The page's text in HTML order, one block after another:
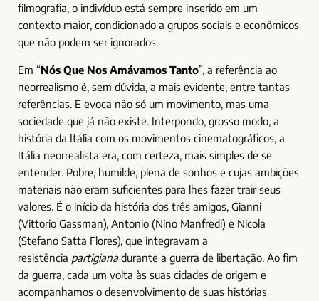
filmografia, o indivíduo está sempre inserido em um
contexto maior, condicionado a grupos sociais e econômicos
que não podem ser ignorados.
Em “Nós Que Nos Amávamos Tanto”, a referência ao
neorrealismo é, sem dúvida, a mais evidente, entre tantas
referências. E evoca não só um movimento, mas uma
sociedade que já não existe. Interpondo, grosso modo, a
história da Itália com os movimentos cinematográficos, a
Itália neorrealista era, com certeza, mais simples de se
entender. Pobre, humilde, plena de sonhos e cujas ambições
materiais não eram suficientes para lhes fazer trair seus
valores. É o início da história dos três amigos, Gianni
(Vittorio Gassman), Antonio (Nino Manfredi) e Nicola
(Stefano Satta Flores), que integravam a
resistência partigianadurante a guerra de libertação. Ao fim
da guerra, cada um volta às suas cidades de origem e
acompanhamos o desenvolvimento de suas histórias